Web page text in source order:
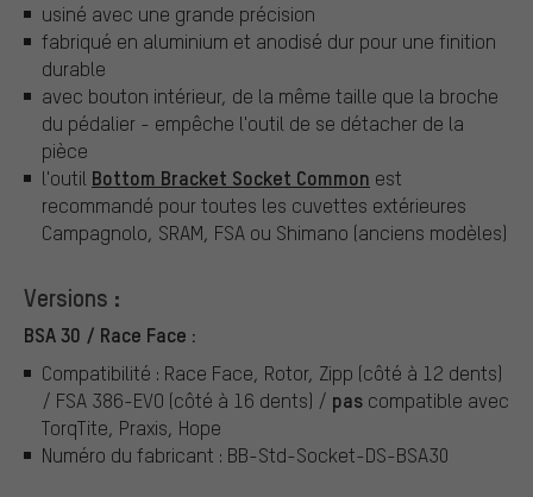
usiné avec une grande précision
fabriqué en aluminium et anodisé dur pour une finition
durable
avec bouton intérieur, de la même taille que la broche
du pédalier - empêche l'outil de se détacher de la
pièce
l'outil Bottom Bracket Socket Common est
recommandé pour toutes les cuvettes extérieures
Campagnolo, SRAM, FSA ou Shimano (anciens modèles)
Versions :
BSA 30 / Race Face :
Compatibilité : Race Face, Rotor, Zipp (côté à 12 dents)
/ FSA 386-EVO (côté à 16 dents) / pas compatible avec
TorqTite, Praxis, Hope
Numéro du fabricant : BB-Std-Socket-DS-BSA30